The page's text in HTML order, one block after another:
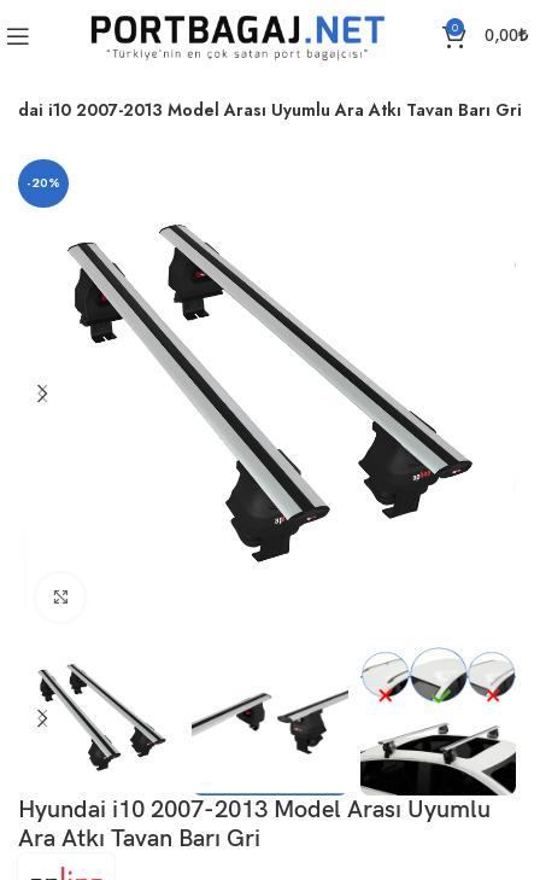
0 0,00₺
i10 2007-2013 Model Arası Uyumlu Ara Atkı Tavan Barı Gri
-20%
Hyundai i10 2007-2013 Model Arası Uyumlu
Ara Atkı Tavan Barı Gri